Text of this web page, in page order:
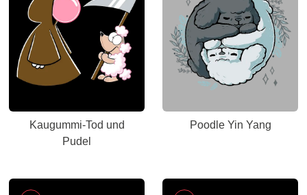
Kaugummi-Tod und
Pudel
Poodle Yin Yang